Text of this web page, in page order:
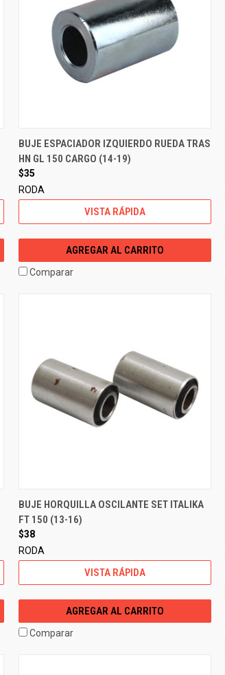
BUJE ESPACIADOR IZQUIERDO RUEDA TRAS
HN GL 150 CARGO (14-19)
$35
RODA
VISTA RÁPIDA
AGREGAR AL CARRITO
Comparar
BUJE HORQUILLA OSCILANTE SET ITALIKA
FT 150 (13-16)
$38
RODA
VISTA RÁPIDA
AGREGAR AL CARRITO
Comparar